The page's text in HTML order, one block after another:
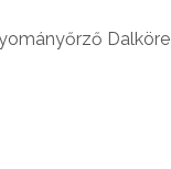
Dalköre